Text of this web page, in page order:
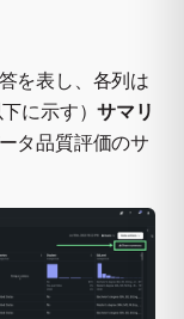
を表し、各列は
に示す）サマリ
タ品質評価のサ